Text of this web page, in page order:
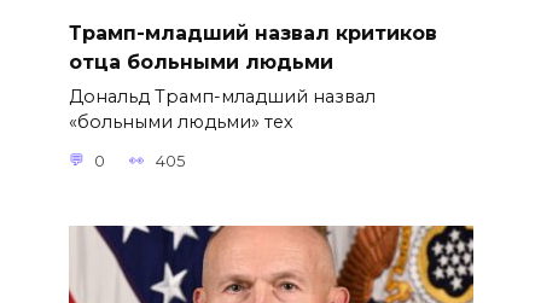
Трамп-младший назвал критиков
отца больными людьми
Дональд Трамп-младший назвал
«больными людьми» тех
0 405